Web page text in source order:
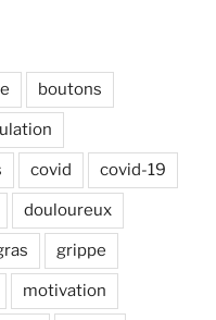
boutons
covid covid-19
douloureux
grippe
motivation